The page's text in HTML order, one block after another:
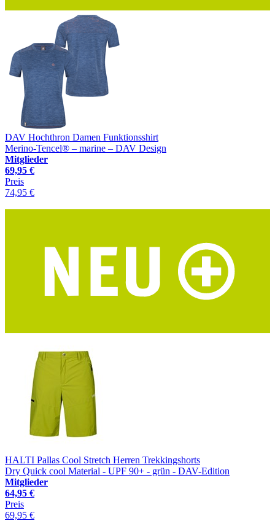
DAV Hochthron Damen Funktionsshirt
Merino-Tencel® – marine – DAV Design
Mitglieder
69,95 €
Preis
74,95 €
HALTI Pallas Cool Stretch Herren Trekkingshorts
Dry Quick cool Material - UPF 90+ - grün - DAV-Edition
Mitglieder
64,95 €
Preis
69,95 €